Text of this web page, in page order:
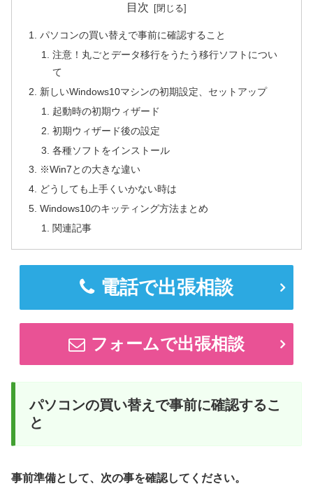
目次
パソコンの買い替えで事前に確認すること
注意！丸ごとデータ移行をうたう移行ソフトについ
て
新しいWindows10マシンの初期設定、セットアップ
起動時の初期ウィザード
初期ウィザード後の設定
各種ソフトをインストール
※Win7との大きな違い
どうしても上手くいかない時は
Windows10のキッティング方法まとめ
関連記事
電話で出張相談
フォームで出張相談
パソコンの買い替えで事前に確認するこ
と
事前準備として、次の事を確認してください。